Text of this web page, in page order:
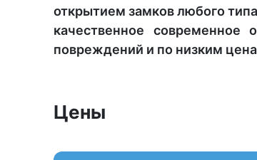
открытием замков любого
качественное современное
повреждений и по низким
Цены